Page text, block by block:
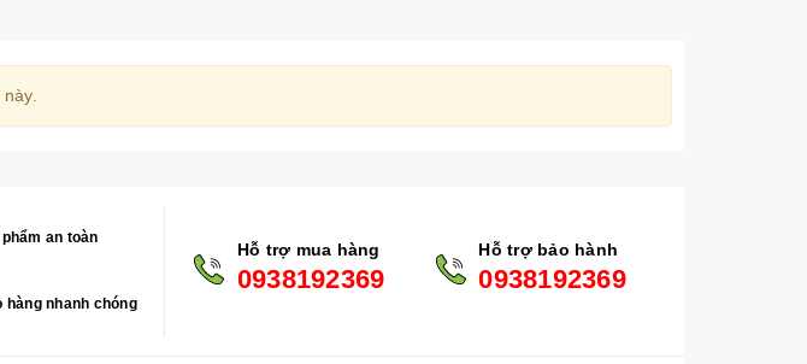
an toàn
hàng nhanh chóng
Hỗ trợ mua hàng
0938192369
Hỗ trợ bảo hành
0938192369